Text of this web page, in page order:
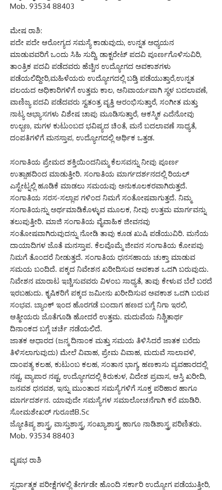
Mob. 93534 88403
ಮೇಷ ರಾಶಿ:
ಪದೇ ಪದೇ ಆರೋಗ್ಯದ ಸಮಸ್ಯೆ ಕಾಡುವುದು, ಉನ್ನತ ಅಧ್ಯಯನ
ಮಾಡುವವರಿಗೆ ಒಂದು ಸಿಹಿ ಸುದ್ದಿ, ಡಾಕ್ಟರೇಟ್ ಪದವಿ ಪೂರ್ಣಗೊಳಿಸುವಿರಿ,
ತಾಂತ್ರಿಕ ಪದವಿ ಪಡೆದವರು ಹೆಚ್ಚಿನ ಉದ್ಯೋಗದ ಅವಕಾಶಗಳು
ಪಡೆಯಲಿದ್ದೀರಿ,ಮಹಿಳೆಯರು ಉದ್ಯೋಗದಲ್ಲಿ ಬಡ್ತಿ ಪಡೆಯುತ್ತಾರೆ,ಉನ್ನತ
ವಲಯದ ಅಧಿಕಾರಿಗಳಿಗೆ ಉತ್ತಮ ಕಾಲ, ಅನಿವಾರ್ಯವಾಗಿ ಸ್ಥಳ ಬದಲಾವಣೆ,
ವಾಣಿಜ್ಯ ಪದವಿ ಪಡೆದವರು ಸ್ವತಂತ್ರ ವೃತ್ತಿ ಆರಂಭಿಸುತ್ತಾರೆ, ಸಂಗೀತ ಮತ್ತು
ನಾಟ್ಯ ಅಭ್ಯಾಸಗಳು ವಿಶೇಷ ಚಾಪು ಮೂಡಿಸುತ್ತಾರೆ, ಆಕಸ್ಮಿಕ ಎದೆನೋವು
ಉಲ್ಬಣ, ಮಗಳ ಕುಟುಂಬದ ಭವಿಷ್ಯದ ಚಿಂತೆ, ಮನೆ ಬದಲಾವಣೆ ಸಾಧ್ಯತೆ,
ದಂಪತಿಗಳಿಗೆ ಮನಸ್ತಾಪ, ಉದ್ಯೋಗದಲ್ಲಿ ಆರ್ಥಿಕ ಒತ್ತಡ.
ಸಂಗಾತಿಯ ಪ್ರೇಮದ ಶಕ್ತಿಯಿಂದನಿಮ್ಮ ಕೆಲಸವನ್ನು ನೀವು ಪೂರ್ಣ
ಉತ್ಸಾಹದಿಂದ ಮಾಡುತ್ತೀರಿ. ಸಂಗಾತಿಯ ಮಾರ್ಗದರ್ಶನದಲ್ಲಿ ರಿಯಲ್
ಎಸ್ಟೇಟ್ನಲ್ಲಿ ಹೂಡಿಕೆ ಮಾಡಲು ಸಮಯವು ಅನುಕೂಲಕರವಾಗಿರುತ್ತದೆ.
ಸಂಗಾತಿಯ ಸರಸ-ಸಲ್ಲಾಪ ಗಳಿಂದ ನಿಮಗೆ ಸಂತೋಷವಾಗುತ್ತದೆ. ನಿಮ್ಮ
ಸಂಗಾತಿಯನ್ನು ಅರ್ಥಮಾಡಿಕೊಳ್ಳುವ ಮೂಲಕ, ನೀವು ಉತ್ತಮ ಮಾರ್ಗವನ್ನು
ತಲುಪುತ್ತೀರಿ. ಮಾಜಿ ಸಂಗಾತಿಯ ವೈವಾಹಿಕ ಜೀವನವು
ಸಂತೋಷವಾಗಿರುವುದನ್ನು ನೋಡಿ ತಾವು ಕೂಡ ಖುಷಿ ಪಡೆಯುವಿರಿ. ಮನೆಯ
ದಾಯಾದಿಗಳ ಜೊತೆ ಮನಸ್ತಾಪ. ಕೆಲವೊಮ್ಮೆ ಜೀವನ ಸಂಗಾತಿಯ ಕೋಪವು
ನಿಮಗೆ ತೊಂದರೆ ನೀಡುತ್ತದೆ. ಸಂಗಾತಿಯ ಧನಸಹಾಯ ಚುಕ್ತಾ ಮಾಡುವ
ಸಮಯ ಬಂದಿದೆ. ಪಕ್ಕದ ನಿವೇಶನ ಖರೀದಿಸುವ ಅವಕಾಶ ಒದಗಿ ಬರುವುದು.
ನಿವೇಶನ ಮಾರಾಟ ಇಚ್ಚಿಸುವವರು ವಿಳಂಬ ಸಾಧ್ಯತೆ, ತಾವು ಕೇಳುವ ಬೆಲೆ ಬರದೆ
ಇರಬಹುದು. ಕೃಷಿಕರಿಗೆ ಪಕ್ಕದ ಜಮೀನು ಖರೀದಿಸುವ ಅವಕಾಶ ಒದಗಿ ಬರುವ
ಸಂಭವ. ಬ್ಯಾಂಕ್ ಇಂದ ಹೊರಗಡೆ ಬಂದಾಗ ಹಣದ ಬಗ್ಗೆ ನಿಗಾ ಇರಲಿ,
ಆತ್ಮೀಯರು ಜೊತೆಗೂಡಿ ಹೋದರೆ ಉತ್ತಮ. ಮದುವೆಯ ನಿಶ್ಚಿತಾರ್ಥ
ದಿನಾಂಕದ ಬಗ್ಗೆ ಚರ್ಚೆ ನಡೆಯಲಿದೆ.
ಜಾತಕ ಆಧಾರದ (ಜನ್ಮ ದಿನಾಂಕ ಮತ್ತು ಸಮಯ ತಿಳಿಸಿದರೆ ಜಾತಕ ಬರೆದು
ತಿಳಿಸಲಾಗುವುದು) ಮೇಲೆ ವಿವಾಹ, ಪ್ರೇಮ ವಿವಾಹ, ಮದುವೆ ಸಾಲಾವಳಿ,
ದಾಂಪತ್ಯ ಕಲಹ, ಕುಟುಂಬ ಕಲಹ, ಸಂತಾನ ಭಾಗ್ಯ, ಹಣಕಾಸು ವ್ಯವಹಾರದಲ್ಲಿ
ನಷ್ಟ, ವ್ಯಾಪಾರ ನಷ್ಟ, ಉದ್ಯೋಗದಲ್ಲಿ ಕಿರುಕುಳ, ವಿದೇಶ ಪ್ರವಾಸ, ಆಸ್ತಿ ಖರೀದಿ,
ಜನವಶ ಧನವಶ, ಇನ್ನು ಮುಂತಾದ ಸಮಸ್ಯೆಗಳಿಗೆ ಸೂಕ್ತ ಪರಿಹಾರ ಹಾಗೂ
ಮಾರ್ಗದರ್ಶನ. ಯಾವುದೇ ಸಮಸ್ಯೆಗಳ ಸಮಾಲೋಚನೆಗಾಗಿ ಕರೆ ಮಾಡಿರಿ.
ಸೋಮಶೇಖರ್ ಗುರೂಜಿB.Sc
ಜ್ಯೋತಿಷ್ಯ ಶಾಸ್ತ್ರ, ವಾಸ್ತುಶಾಸ್ತ್ರ, ಸಂಖ್ಯಾಶಾಸ್ತ್ರ ಹಾಗೂ ನಾಡಿಶಾಸ್ತ್ರ ಪರಿಣಿತರು.
Mob. 93534 88403
ವೃಷಭ ರಾಶಿ
ಸ್ಪರ್ಧಾತ್ಮಕ ಪರೀಕ್ಷೆಗಳಲ್ಲಿ ತೇರ್ಗಡೇ ಹೊಂದಿ ಸರ್ಕಾರಿ ಉದ್ಯೋಗ ಪಡೆಯುತ್ತೀರಿ,